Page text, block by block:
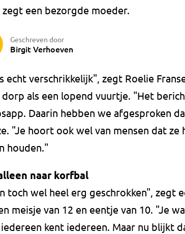
zegt een bezorgde moeder.
Geschreven door
Birgit Verhoeven
echt verschrikkelijk", zegt Roelie
als een lopend vuurtje. "Het
Daarin hebben we afgesproken
"Je hoort ook wel van mensen dat
houden."
naar korfbal
toch wel heel erg geschrokken", zegt
meisje van 12 en eentje van 10. "Je
kent iedereen. Maar nu blijkt